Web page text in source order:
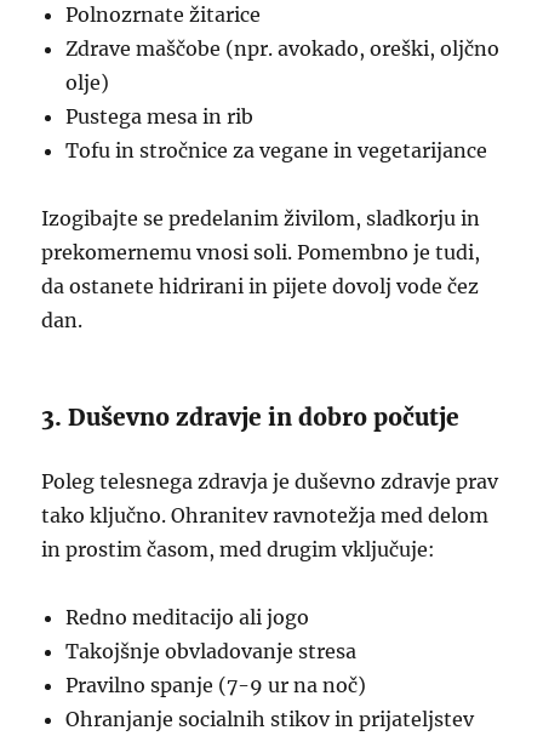
Polnozrnate žitarice
Zdrave maščobe (npr. avokado, oreški, oljčno
olje)
Pustega mesa in rib
Tofu in stročnice za vegane in vegetarijance
Izogibajte se predelanim živilom, sladkorju in
prekomernemu vnosi soli. Pomembno je tudi,
da ostanete hidrirani in pijete dovolj vode čez
dan.
3. Duševno zdravje in dobro počutje
Poleg telesnega zdravja je duševno zdravje prav
tako ključno. Ohranitev ravnotežja med delom
in prostim časom, med drugim vključuje:
Redno meditacijo ali jogo
Takojšnje obvladovanje stresa
Pravilno spanje (7-9 ur na noč)
Ohranjanje socialnih stikov in prijateljstev